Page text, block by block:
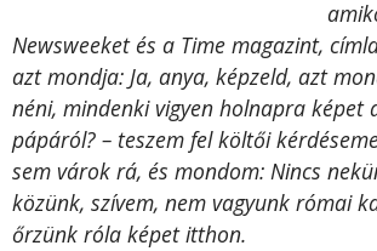
Newsweeket és a Time magazint,
azt mondja: Ja, anya, képzeld, azt
néni, mindenki vigyen holnapra képet
pápáról? – teszem fel költői
sem várok rá, és mondom: Nincs
közünk, szívem, nem vagyunk római
őrzünk róla képet itthon.